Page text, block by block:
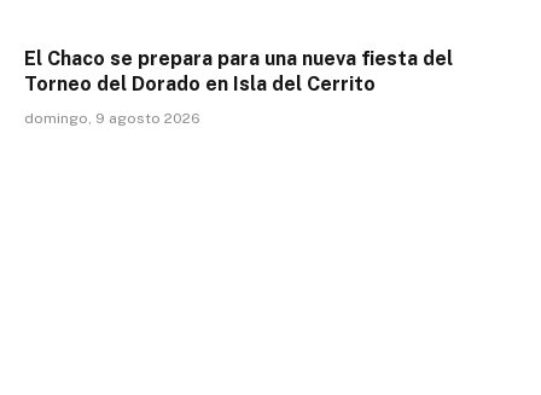
El Chaco se prepara para una nueva fiesta del
Torneo del Dorado en Isla del Cerrito
domingo, 9 agosto 2026